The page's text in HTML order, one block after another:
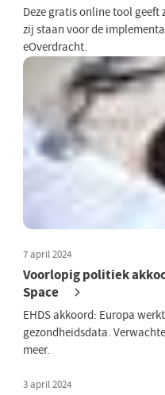
Deze gratis online tool
zij staan voor de
eOverdracht.
7 april 2024
Voorlopig politiek
Space
EHDS akkoord: Europa
gezondheidsdata.
meer.
3 april 2024